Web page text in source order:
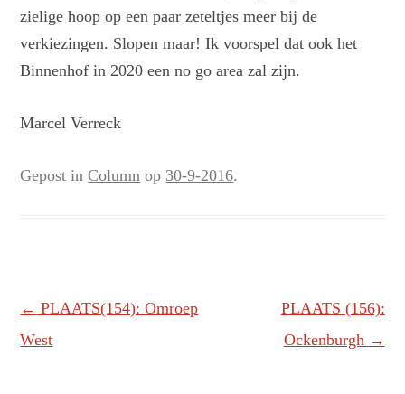
zielige hoop op een paar zeteltjes meer bij de
verkiezingen. Slopen maar! Ik voorspel dat ook het
Binnenhof in 2020 een no go area zal zijn.
Marcel Verreck
Gepost inColumn op 30-9-2016.
Berichtnavigatie
← PLAATS(154): Omroep
West
PLAATS (156):
Ockenburgh →